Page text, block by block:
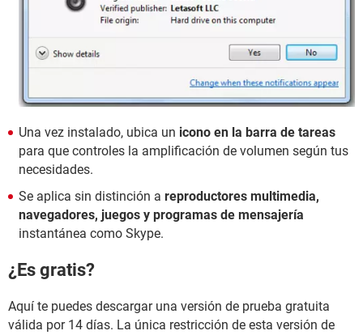
Una vez instalado, ubica un icono en la barra de tareas
para que controles la amplificación de volumen según tus
necesidades.
Se aplica sin distinción a reproductores multimedia,
navegadores, juegos y programas de mensajería
instantánea como Skype.
¿Es gratis?
Aquí te puedes descargar una versión de prueba gratuita
válida por 14 días. La única restricción de esta versión de